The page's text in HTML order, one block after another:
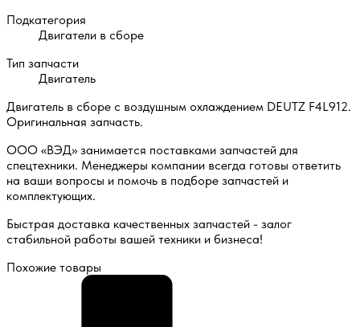
Подкатегория
Двигатели в сборе
Тип запчасти
Двигатель
Двигатель в сборе с воздушным охлаждением DEUTZ F4L912.
Оригинальная запчасть.
ООО «ВЭД» занимается поставками запчастей для
спецтехники. Менеджеры компании всегда готовы ответить
на ваши вопросы и помочь в подборе запчастей и
комплектующих.
Быстрая доставка качественных запчастей - залог
стабильной работы вашей техники и бизнеса!
Похожие товары